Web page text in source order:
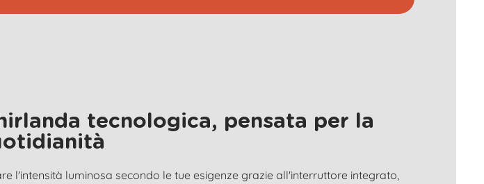
tecnologica, pensata per la
l'intensità luminosa secondo le tue esigenze grazie all'interruttore integrato,